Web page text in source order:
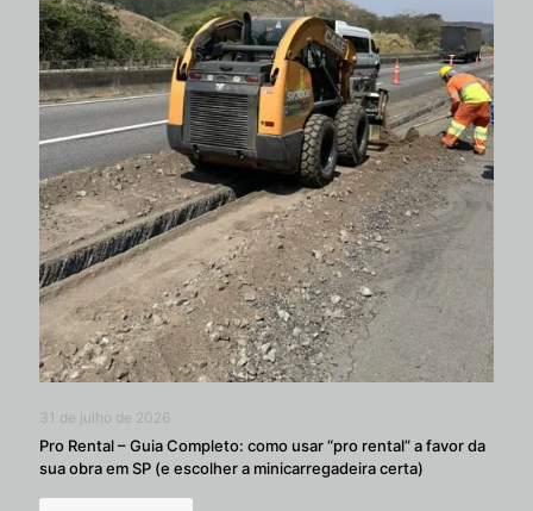
31 de julho de 2026
Pro Rental – Guia Completo: como usar “pro rental” a favor da
sua obra em SP (e escolher a minicarregadeira certa)